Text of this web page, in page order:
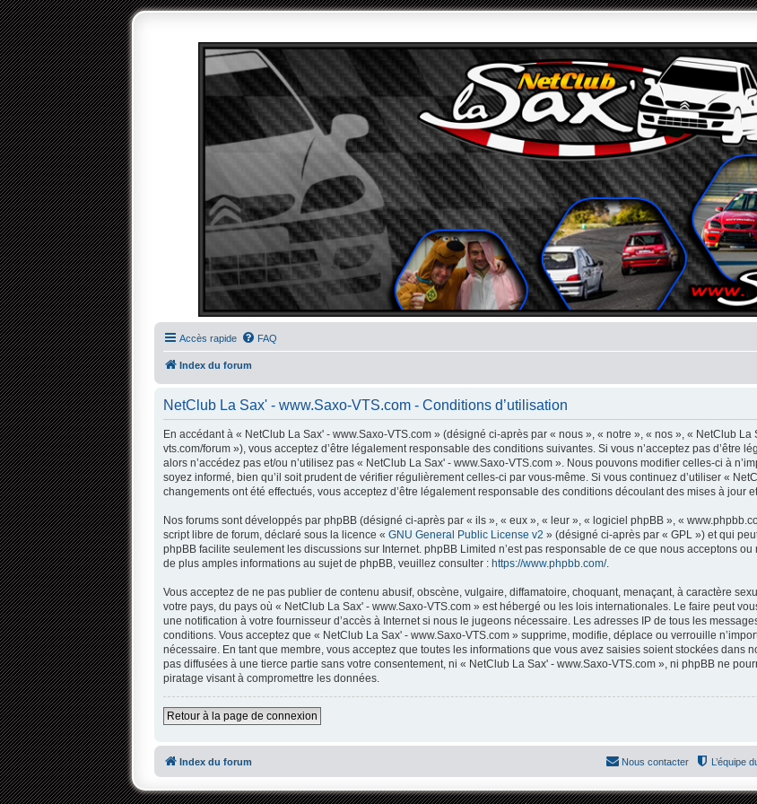
Accès rapide FAQ
Index du forum
NetClub La Sax' - www.Saxo-VTS.com - Conditions d’utilisation
En accédant à « NetClub La Sax' - www.Saxo-VTS.com » (désigné ci-après par « nous », « notre », « nos », « NetClub La
vts.com/forum »), vous acceptez d’être légalement responsable des conditions suivantes. Si vous n’acceptez pas d’être
alors n’accédez pas et/ou n’utilisez pas « NetClub La Sax' - www.Saxo-VTS.com ». Nous pouvons modifier celles-ci à
soyez informé, bien qu’il soit prudent de vérifier régulièrement celles-ci par vous-même. Si vous continuez d’utiliser «
changements ont été effectués, vous acceptez d’être légalement responsable des conditions découlant des mises à jour
Nos forums sont développés par phpBB (désigné ci-après par « ils », « eux », « leur », « logiciel phpBB », «
script libre de forum, déclaré sous la licence « GNU General Public License v2 » (désigné ci-après par « GPL ») et qui
phpBB facilite seulement les discussions sur Internet. phpBB Limited n’est pas responsable de ce que nous acceptons
de plus amples informations au sujet de phpBB, veuillez consulter : https://www.phpbb.com/.
Vous acceptez de ne pas publier de contenu abusif, obscène, vulgaire, diffamatoire, choquant, menaçant, à caractère
votre pays, du pays où « NetClub La Sax' - www.Saxo-VTS.com » est hébergé ou les lois internationales. Le faire peut
une notification à votre fournisseur d’accès à Internet si nous le jugeons nécessaire. Les adresses IP de tous les
conditions. Vous acceptez que « NetClub La Sax' - www.Saxo-VTS.com » supprime, modifie, déplace ou verrouille
nécessaire. En tant que membre, vous acceptez que toutes les informations que vous avez saisies soient stockées dans
pas diffusées à une tierce partie sans votre consentement, ni « NetClub La Sax' - www.Saxo-VTS.com », ni phpBB ne
piratage visant à compromettre les données.
Retour à la page de connexion
Index du forum L’équipe
Nous contacter